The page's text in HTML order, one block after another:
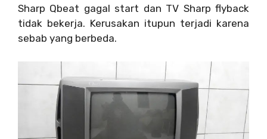
Sharp Qbeat gagal start dan TV Sharp flyback
tidak bekerja. Kerusakan itupun terjadi karena
sebab yang berbeda.